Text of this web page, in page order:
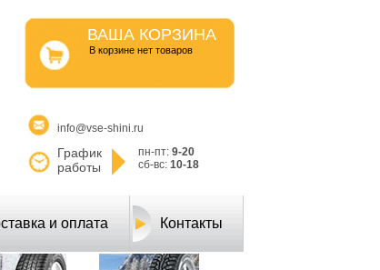
ВАША КОРЗИНА
B корзине нет товаров
info@vse-shini.ru
График
работы
пн-пт: 9-20
сб-вс: 10-18
и оплата Контакты